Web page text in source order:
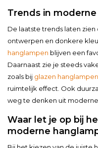
Trends in
De laatste trends laten
ontwerpen en donkere
hanglampen blijven een
Daarnaast zie je steeds
zoals bij glazen hanglampen
ruimtelijk effect. Ook
weg te denken uit moderne
Waar let je op bij
moderne